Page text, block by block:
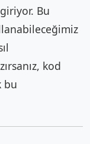
Bu
kod
bu